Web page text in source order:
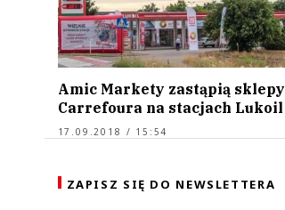
Amic Markety zastąpią sklepy
Carrefoura na stacjach Lukoil
17.09.2018 / 15:54
ZAPISZ SIĘ DO NEWSLETTERA